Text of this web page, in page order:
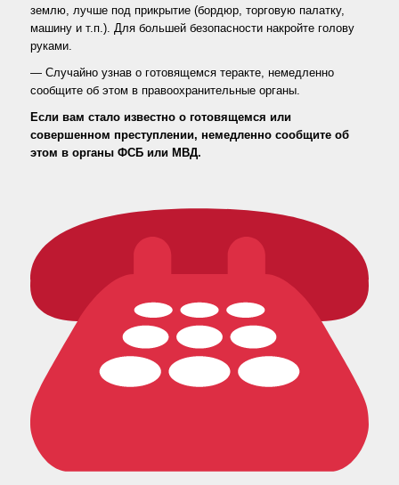
землю, лучше под прикрытие (бордюр, торговую палатку,
машину и т.п.). Для большей безопасности накройте голову
руками.
— Случайно узнав о готовящемся теракте, немедленно
сообщите об этом в правоохранительные органы.
Если вам стало известно о готовящемся или
совершенном преступлении, немедленно сообщите об
этом в органы ФСБ или МВД.